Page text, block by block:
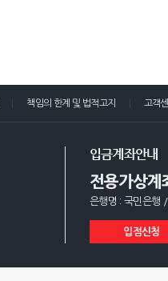
책임의 한계 및 법적고지 고객
입금계좌안내
전용가상계
은행명 : 국민은행
입점신청